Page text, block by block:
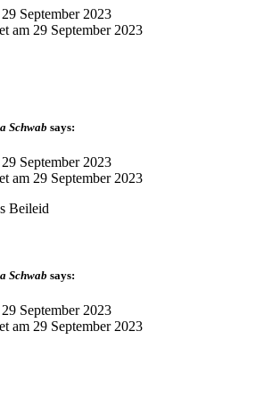
29 September 2023
am 29 September 2023
Schwab says:
29 September 2023
am 29 September 2023
Beileid
Schwab says:
29 September 2023
am 29 September 2023